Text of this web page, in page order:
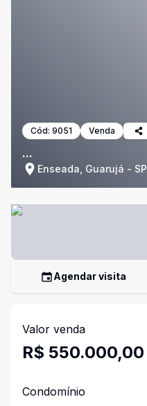
Cód: 9051 Venda
...
Enseada, Guarujá - SP
Agendar visita
Valor venda
R$ 550.000,00
Condomínio